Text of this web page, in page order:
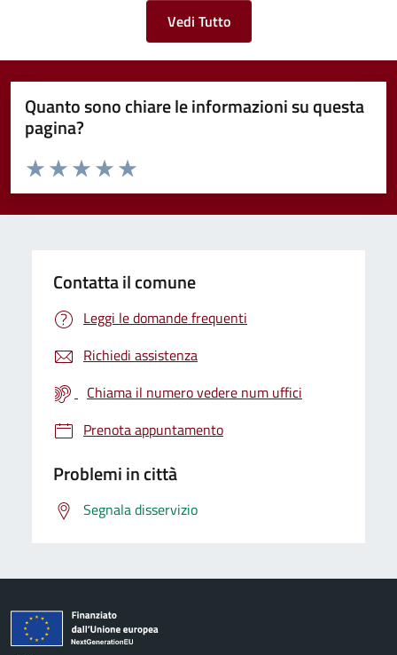
Vedi Tutto
Quanto sono chiare le informazioni su questa
pagina?
Valuta da 1 a 5 stelle la pagina
Valuta 5 stelle su 5
Valuta 4 stelle su 5
Valuta 3 stelle su 5
Valuta 2 stelle su 5
Valuta 1 stelle su 5
Contatta il comune
Leggi le domande frequenti
Richiedi assistenza
Chiama il numero vedere num uffici
Prenota appuntamento
Problemi in città
Segnala disservizio